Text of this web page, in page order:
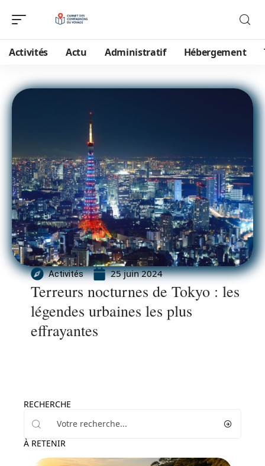
Activités Actu Administratif Hébergement
Activités 25 juin 2024
Terreurs nocturnes de Tokyo : les
légendes urbaines les plus
effrayantes
RECHERCHE
À RETENIR